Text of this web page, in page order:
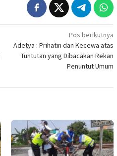
Pos berikutnya
Adetya : Prihatin dan Kecewa atas
Tuntutan yang Dibacakan Rekan
Penuntut Umum